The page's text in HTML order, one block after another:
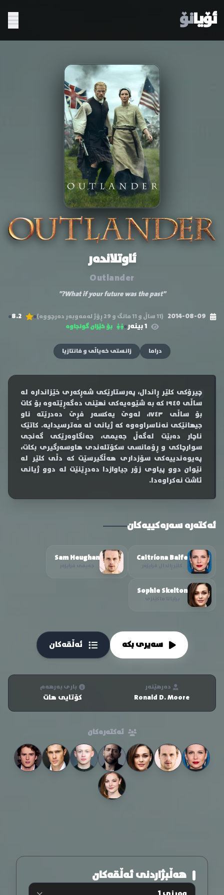
ئۆیانۆ
ئاوتلاندەر
Outlander
"What if your future was the past?"
2014-08-09 (11 ساڵ و 11 مانگ و 29 ڕۆژ لەمەوبەر دەرچووە)
8.2
1 بینەر
بۆ خێزان گونجاوە
دراما زانستی خەیاڵی و فانتازیا
چیرۆکی کلێر ڕاندال، پەرستارێکی شەڕکەری خێزاندارە لە
ساڵی ١٩٤٥ کە بە شێوەیەکی نهێنی دەگەڕێتەوە بۆ کات
بۆ ساڵی ١٧٤٣، لەوێ یەکسەر فڕێ دەدرێتە ناو
جیهانێکی نەناسراوەوە کە ژیانی لە مەترسیدایە. کاتێک
ناچار دەبێت لەگەڵ جەیمی، جەنگاوەرێکی گەنجی
سوارچاکی و ڕۆمانسی سکۆتلەندی هاوسەرگیری بکات،
پەیوەندییەکی سۆزداری هەڵگیرسێت کە دڵی کلێر لە
نێوان دوو پیاوی زۆر جیاوازدا دەدڕێنێت لە دوو ژیانی
ئاشت نەکراوەدا.
ئەکتەرە سەرەکییەکان
Caitríona Balfe
Sam Heughan
Sophie Skelton
سەیری بکە ئەڵقەکان
دەرهێنەر
Ronald D. Moore
باری بەرهەم
کۆتایی هات
ئەکتەرەکان
هەڵبژاردنی ئەڵقەکان